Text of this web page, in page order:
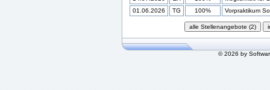
01.06.2026
TG 100% Vorpraktikum
© 2026 by